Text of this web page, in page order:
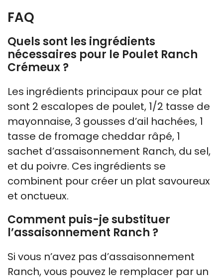
FAQ
Quels sont les ingrédients
nécessaires pour le Poulet Ranch
Crémeux ?
Les ingrédients principaux pour ce plat
sont 2 escalopes de poulet, 1/2 tasse de
mayonnaise, 3 gousses d’ail hachées, 1
tasse de fromage cheddar râpé, 1
sachet d’assaisonnement Ranch, du sel,
et du poivre. Ces ingrédients se
combinent pour créer un plat savoureux
et onctueux.
Comment puis-je substituer
l’assaisonnement Ranch ?
Si vous n’avez pas d’assaisonnement
Ranch, vous pouvez le remplacer par un